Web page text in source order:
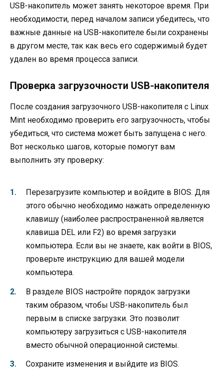
USB-накопитель может занять некоторое время. При
необходимости, перед началом записи убедитесь, что
важные данные на USB-накопителе были сохранены
в другом месте, так как весь его содержимый будет
удален во время процесса записи.
Проверка загрузочности USB-накопителя
После создания загрузочного USB-накопителя с Linux
Mint необходимо проверить его загрузочность, чтобы
убедиться, что система может быть запущена с него.
Вот несколько шагов, которые помогут вам
выполнить эту проверку:
Перезагрузите компьютер и войдите в BIOS. Для
этого обычно необходимо нажать определенную
клавишу (наиболее распространенной является
клавиша DEL или F2) во время загрузки
компьютера. Если вы не знаете, как войти в BIOS,
проверьте инструкцию для вашей модели
компьютера.
В разделе BIOS настройте порядок загрузки
таким образом, чтобы USB-накопитель был
первым в списке загрузки. Это позволит
компьютеру загрузиться с USB-накопителя
вместо обычной операционной системы.
Сохраните изменения и выйдите из BIOS.